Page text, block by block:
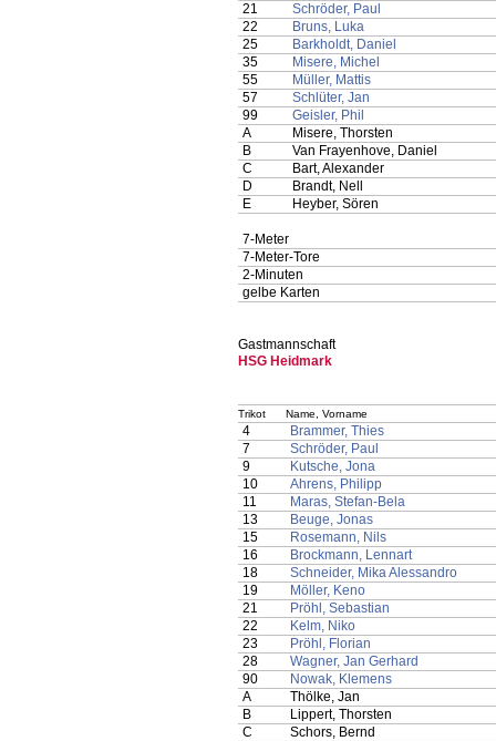
21
Schröder, Paul
22
Bruns, Luka
25
Barkholdt, Daniel
35
Misere, Michel
55
Müller, Mattis
57
Schlüter, Jan
99
Geisler, Phil
A
Misere, Thorsten
B
Van Frayenhove, Daniel
C
Bart, Alexander
D
Brandt, Nell
E
Heyber, Sören
7-Meter
7-Meter-Tore
2-Minuten
gelbe Karten
Gastmannschaft
HSG Heidmark
Trikot Name, Vorname
4
Brammer, Thies
7
Schröder, Paul
9
Kutsche, Jona
10
Ahrens, Philipp
11
Maras, Stefan-Bela
13
Beuge, Jonas
15
Rosemann, Nils
16
Brockmann, Lennart
18
Schneider, Mika Alessandro
19
Möller, Keno
21
Pröhl, Sebastian
22
Kelm, Niko
23
Pröhl, Florian
28
Wagner, Jan Gerhard
90
Nowak, Klemens
A
Thölke, Jan
B
Lippert, Thorsten
C
Schors, Bernd